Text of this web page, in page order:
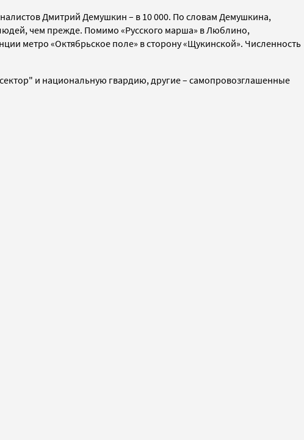
Дмитрий Демушкин – в 10 000. По словам Демушкина,
чем прежде. Помимо «Русского марша» в Люблино,
метро «Октябрьское поле» в сторону «Щукинской». Численность
и национальную гвардию, другие – самопровозглашенные